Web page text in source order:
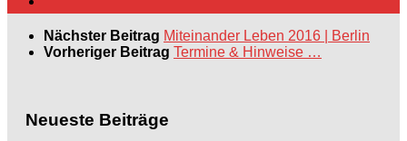
Nächster Beitrag Miteinander Leben 2016 | Berlin
Vorheriger Beitrag Termine & Hinweise …
Neueste Beiträge